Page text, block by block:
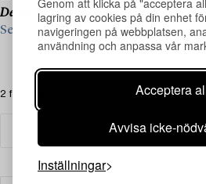
Genom att klicka på "acceptera
lagring av cookies på din enhet
navigeringen på webbplatsen,
användning och anpassa vår
Acceptera
Avvisa icke-
Inställningar
Design
, den 19–20 november.
Se vad vi söker och kontakta oss för
2 föremål